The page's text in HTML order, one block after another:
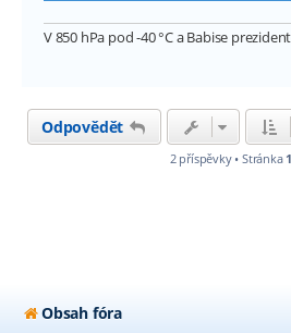
V 850 hPa pod -40 °C a Babise
Odpovědět
2 příspěvky • Stránka 1
Obsah fóra